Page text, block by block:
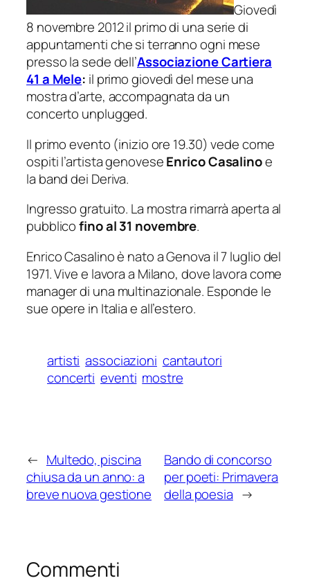
Giovedì
8 novembre 2012 il primo di una serie di
appuntamenti che si terranno ogni mese
presso la sede dell’Associazione Cartiera
41 a Mele: il primo giovedì del mese una
mostra d’arte, accompagnata da un
concerto unplugged.
Il primo evento (inizio ore 19.30) vede come
ospiti l’artista genoveseEnrico Casalinoe
la band dei Deriva.
Ingresso gratuito. La mostra rimarrà aperta al
pubblicofino al 31 novembre.
Enrico Casalino è nato a Genova il 7 luglio del
1971. Vive e lavora a Milano, dove lavora come
manager di una multinazionale. Esponde le
sue opere in Italia e all’estero.
artisti associazioni cantautori
concerti eventi mostre
← Multedo, piscina
chiusa da un anno: a
breve nuova gestione
Bando di concorso
per poeti: Primavera
della poesia →
Commenti